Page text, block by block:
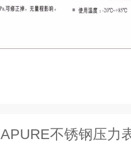
APURE不锈钢压力